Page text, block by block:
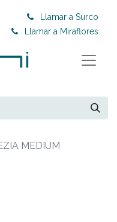
Llamar a Surco
Llamar a Miraflores
MEDIUM